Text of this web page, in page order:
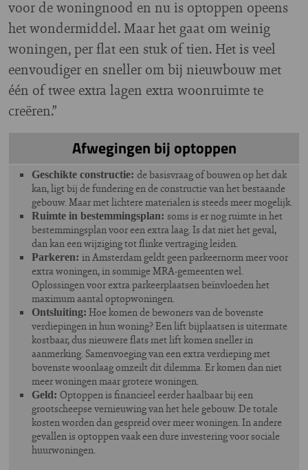
voor de woningnood en nu is optoppen opeens
het wondermiddel. Maar het gaat om weinig
woningen, per flat een stuk of tien. Het is veel
eenvoudiger en sneller om bij nieuwbouw met
één of twee extra lagen extra woonruimte te
creëren.”
Afwegingen bij optoppen
Geschikte constructie: de basisvraag of bouwen op het dak
kan, ligt bij de fundering en de constructie van het bestaande
gebouw. Maar met lichtere materialen is steeds meer mogelijk.
Ruimte in bestemmingsplan: soms is er nog ruimte in het
bestemmingsplan voor een extra laag. Is dat niet het geval,
dan kan een wijziging tot flinke vertraging leiden.
Parkeren: in Amsterdam geldt geen parkeernorm meer voor
extra woningen, in sommige MRA-gemeenten wel.
Oplossingen voor extra parkeerplaatsen beïnvloeden het
maximum aantal optopwoningen.
Ontsluiting: Hoe komen de bewoners van de bovenste
verdiepingen in hun woning? Een lift bijplaatsen is uitermate
kostbaar, dus nieuwere flats met lift komen sneller in
aanmerking. Samenvoeging van een extra verdieping met
bovenste woonlaag omzeilt dit dilemma. Er komen dan niet
meer woningen maar grotere woningen.
Geld: Optoppen is financieel eerder haalbaar bij een
grootscheepse vernieuwing van het hele gebouw. De totale
kosten worden dan gespreid over meer woningen. In andere
gevallen is optoppen vaak een dure investering voor sociale
huurwoningen.